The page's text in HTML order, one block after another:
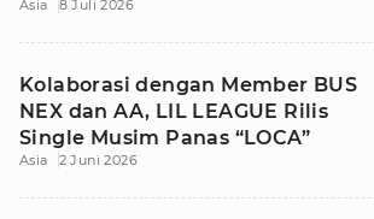
Kehangatan
Asia 8 Juli 2026
Kolaborasi dengan Member BUS
NEX dan AA, LIL LEAGUE Rilis
Single Musim Panas “LOCA”
Asia 2 Juni 2026